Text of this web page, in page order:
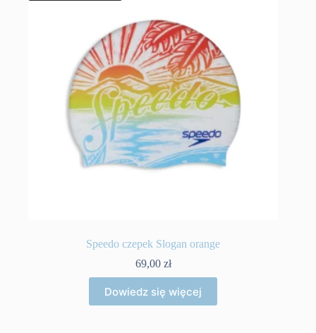
Speedo czepek Slogan orange
69,00 zł
Dowiedz się więcej